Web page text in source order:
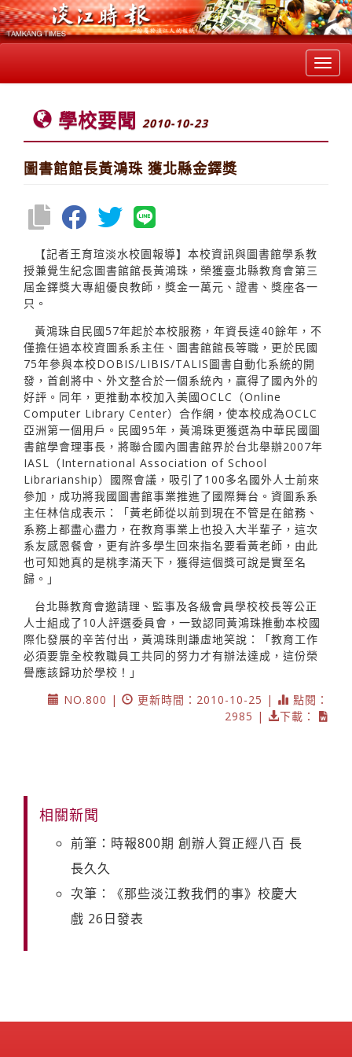
學校要聞 2010-10-23
圖書館館長黃鴻珠 獲北縣金鐸獎
【記者王育瑄淡水校園報導】本校資訊與圖書館學系教
授兼覺生紀念圖書館館長黃鴻珠，榮獲臺北縣教育會第三
屆金鐸獎大專組優良教師，獎金一萬元、證書、獎座各一
只。
黃鴻珠自民國57年起於本校服務，年資長達40餘年，不
僅擔任過本校資圖系系主任、圖書館館長等職，更於民國
75年參與本校DOBIS/LIBIS/TALIS圖書自動化系統的開
發，首創將中、外文整合於一個系統內，贏得了國內外的
好評。同年，更推動本校加入美國OCLC（Online
Computer Library Center）合作網，使本校成為OCLC
亞洲第一個用戶。民國95年，黃鴻珠更獲選為中華民國圖
書館學會理事長，將聯合國內圖書館界於台北舉辦2007年
IASL（International Association of School
Librarianship）國際會議，吸引了100多名國外人士前來
參加，成功將我國圖書館事業推進了國際舞台。資圖系系
主任林信成表示：「黃老師從以前到現在不管是在館務、
系務上都盡心盡力，在教育事業上也投入大半輩子，這次
系友感恩餐會，更有許多學生回來指名要看黃老師，由此
也可知她真的是桃李滿天下，獲得這個獎可說是實至名
歸。」
台北縣教育會邀請理、監事及各級會員學校校長等公正
人士組成了10人評選委員會，一致認同黃鴻珠推動本校國
際化發展的辛苦付出，黃鴻珠則謙虛地笑說：「教育工作
必須要靠全校教職員工共同的努力才有辦法達成，這份榮
譽應該歸功於學校！」
NO.800 |
更新時間：2010-10-25 |
點閱：
2985 |
下載：
相關新聞
前筆：時報800期 創辦人賀正經八百 長
長久久
次筆：《那些淡江教我們的事》校慶大
戲 26日發表